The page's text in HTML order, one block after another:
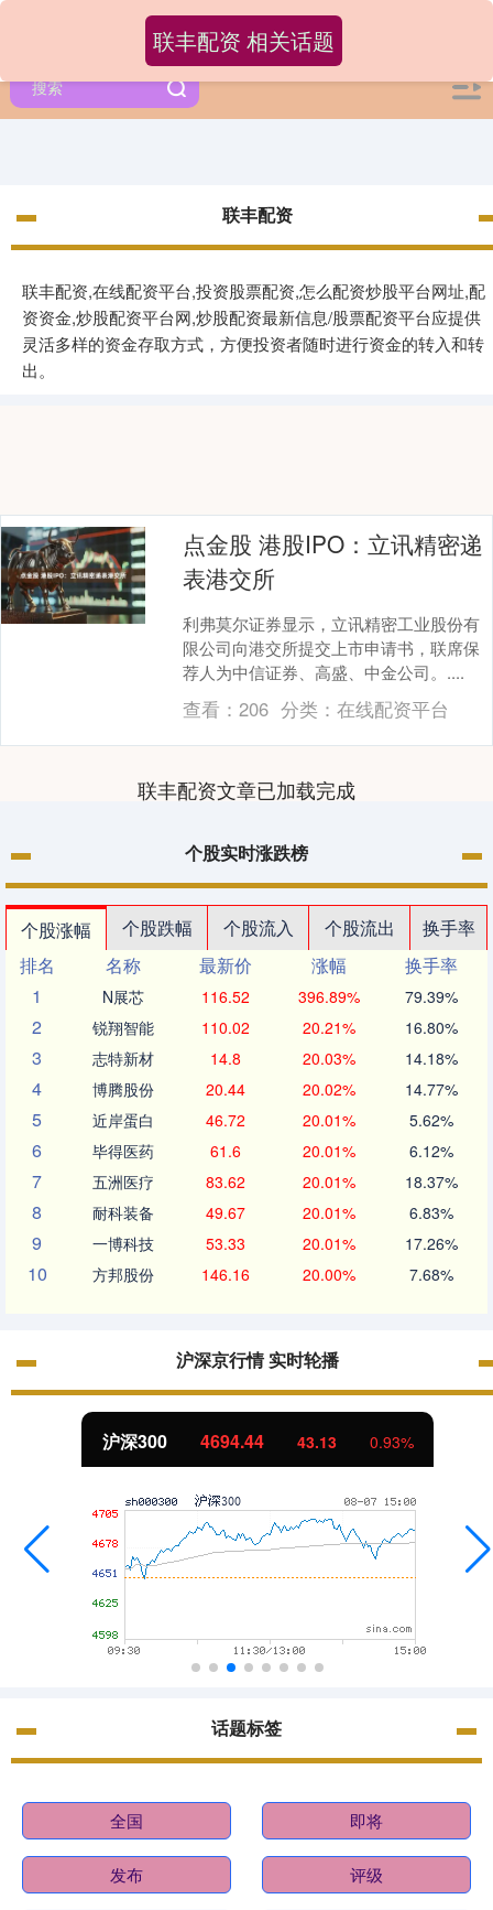
联丰配资
联丰配资,在线配资平台,投资股票配资,怎么配资炒股平台网址,配
资资金,炒股配资平台网,炒股配资最新信息/股票配资平台应提供
灵活多样的资金存取方式，方便投资者随时进行资金的转入和转
出。
联丰配资 相关话题
点金股 港股IPO：立讯精密递
表港交所
利弗莫尔证券显示，立讯精密工业股份有
限公司向港交所提交上市申请书，联席保
荐人为中信证券、高盛、中金公司。....
查看：206 分类： 在线配资平台
联丰配资文章已加载完成
个股实时涨跌榜
个股涨幅 个股跌幅 个股流入 个股流出
换手率
排名
名称 最新价 涨幅
换手率
1
N展芯 116.52 396.89% 79.39%
2 锐翔智能 110.02 20.21% 16.80%
3 志特新材 14.8 20.03% 14.18%
4 博腾股份 20.44 20.02% 14.77%
5 近岸蛋白 46.72 20.01% 5.62%
6 毕得医药 61.6 20.01% 6.12%
7 五洲医疗 83.62 20.01% 18.37%
8 耐科装备 49.67 20.01% 6.83%
9 一博科技 53.33 20.01% 17.26%
10 方邦股份 146.16 20.00% 7.68%
沪深京行情 实时轮播
沪深300 4694.44 43.13 0.93%
话题标签
全国 即将
发布 评级